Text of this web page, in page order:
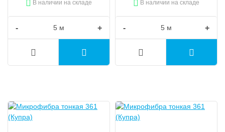
В наличии на складе
- +
В наличии на складе
- +